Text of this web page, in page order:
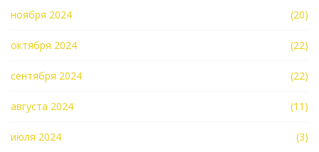
ноября 2024 (20)
октября 2024 (22)
сентября 2024 (22)
августа 2024 (11)
июля 2024 (3)